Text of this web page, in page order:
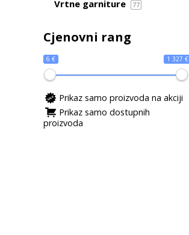
Vrtne garniture 77
Cjenovni rang
6 € 1 327 €
Prikaz samo proizvoda na akciji
Prikaz samo dostupnih
proizvoda